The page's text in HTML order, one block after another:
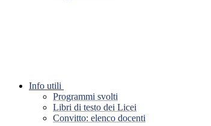
Info utili
Programmi svolti
Libri di testo dei Licei
Convitto: elenco docenti